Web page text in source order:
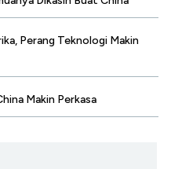
Perang Teknologi Makin
Makin Perkasa